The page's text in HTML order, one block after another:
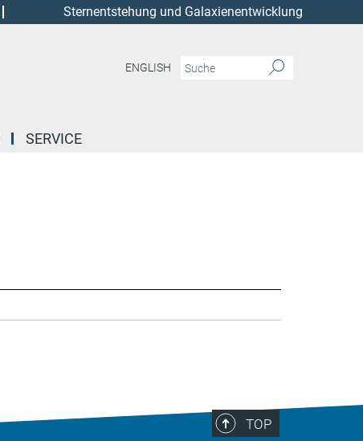
Sternentstehung und Galaxienentwicklung
ENGLISH
SERVICE
TOP